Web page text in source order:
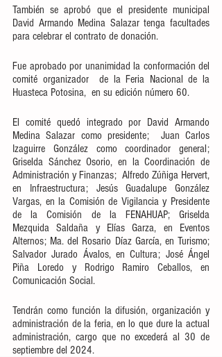
También se aprobó que el presidente municipal
David Armando Medina Salazar tenga facultades
para celebrar el contrato de donación.
Fue aprobado por unanimidad la conformación del
comité organizador  de la Feria Nacional de la
Huasteca Potosina,  en su edición número 60.
El comité quedó integrado por David Armando
Medina Salazar como presidente;  Juan Carlos
Izaguirre González como coordinador general;
Griselda Sánchez Osorio, en la Coordinación de
Administración y Finanzas;  Alfredo Zúñiga Hervert,
en Infraestructura; Jesús Guadalupe González
Vargas, en la Comisión de Vigilancia y Presidente
de la Comisión de la FENAHUAP; Griselda
Mezquida Saldaña y Elías Garza, en Eventos
Alternos; Ma. del Rosario Díaz García, en Turismo;
Salvador Jurado Ávalos, en Cultura; José Ángel
Piña Loredo y Rodrigo Ramiro Ceballos, en
Comunicación Social.
Tendrán como función la difusión, organización y
administración de la feria, en lo que dure la actual
administración, cargo que no excederá al 30 de
septiembre del 2024.